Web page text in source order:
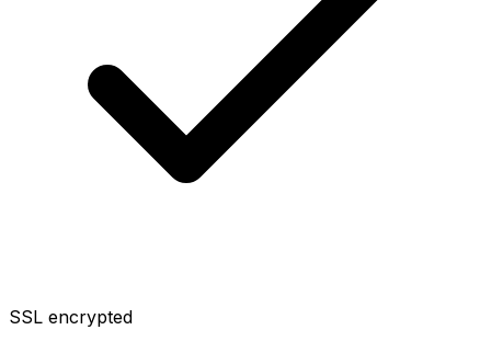
SSL encrypted